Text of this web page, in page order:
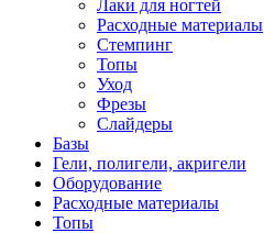
Лаки для ногтей
Расходные материалы
Стемпинг
Топы
Уход
Фрезы
Слайдеры
Базы
Гели, полигели, акригели
Оборудование
Расходные материалы
Топы